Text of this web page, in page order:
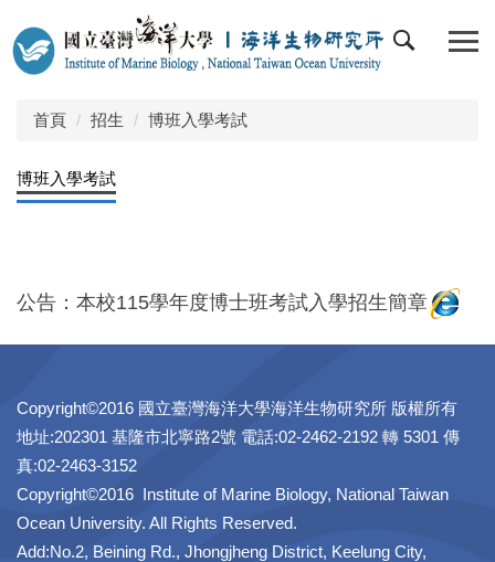
到
主
首頁 招生 博班入學考試
博班入學考試
公告：本校115學年度博士班考試入學招生簡章
Copyright©2016 國立臺灣海洋大學海洋生物研究所 版權所有
地址:202301 基隆市北寧路2號 電話:02-2462-2192 轉 5301 傳
真:02-2463-3152
Copyright©2016 Institute of Marine Biology, National Taiwan
Ocean University. All Rights Reserved.
Add:No.2, Beining Rd., Jhongjheng District, Keelung City,